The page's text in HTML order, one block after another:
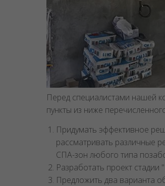
Перед специалистами нашей
пункты из ниже
Придумать эффективное
рассматривать различные
СПА-зон любого типа
Разработать проект стадии
Предложить два варианта